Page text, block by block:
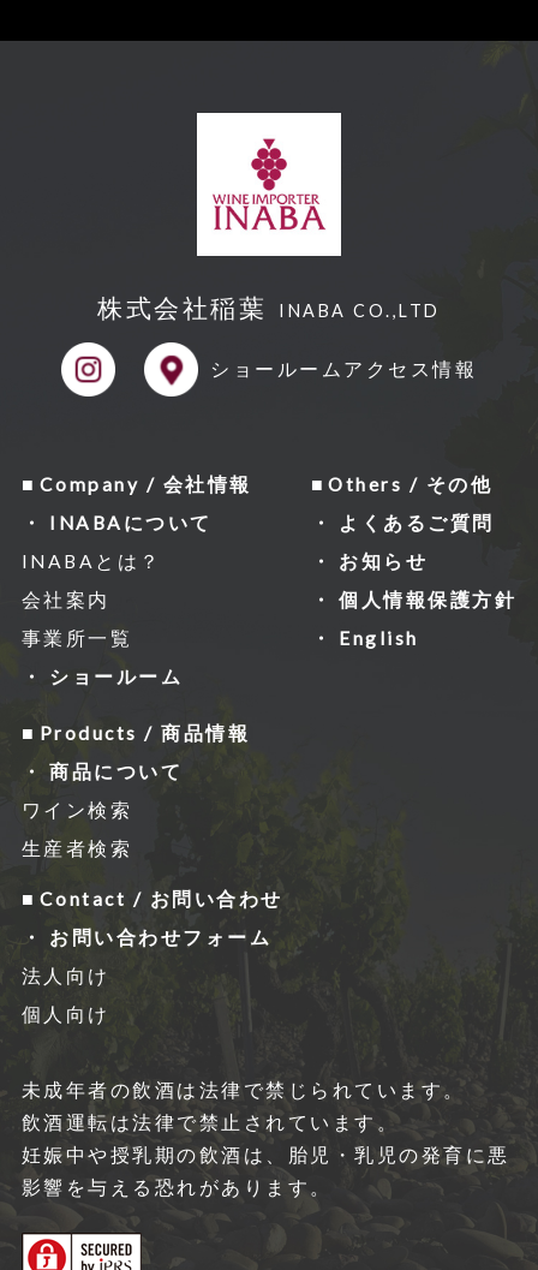
株式会社稲葉 INABA CO.,LTD
ショールーム アクセス情報
未成年者の飲酒は法律で禁じられています。
飲酒運転は法律で禁⽌されています。
妊娠中や授乳期の飲酒は、胎児・乳児の発育に悪
影響を与える恐れがあります。
Company / 会社情報
INABAについて
INABAとは？
会社案内
事業所一覧
ショールーム
Products / 商品情報
商品について
ワイン検索
生産者検索
Others / その他
よくあるご質問
お知らせ
個人情報保護方針
English
Contact / お問い合わせ
お問い合わせフォーム
法人向け
個人向け